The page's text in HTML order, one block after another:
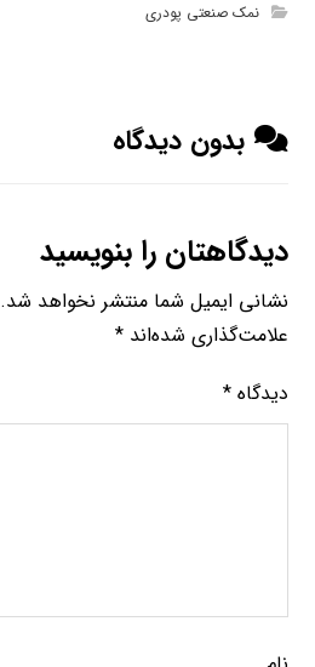
نمک صنعتی پودری
بدون دیدگاه
دیدگاهتان را بنویسید
نشانی ایمیل شما منتشر نخواهد شد.
علامت‌گذاری شده‌اند*
دیدگاه*